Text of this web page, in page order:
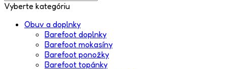
Vyberte kategóriu
Obuv a doplnky
Barefoot doplnky
Barefoot mokasíny
Barefoot ponožky
Barefoot topánky